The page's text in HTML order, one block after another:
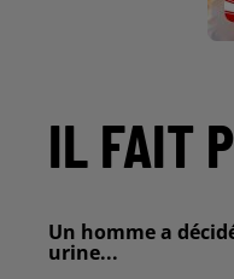
IL FAIT
Un homme a
urine...